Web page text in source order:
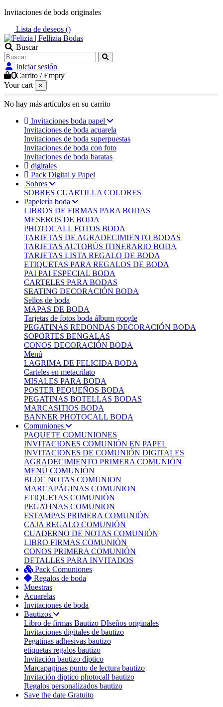
Invitaciones de boda originales
Lista de deseos ()
Buscar
Iniciar sesión
0Carrito /Empty
Your cart
×
No hay más artículos en su carrito
Invitaciones boda papel
Invitaciones de boda acuarela
Invitaciones de boda superpuestas
Invitaciones de boda con foto
Invitaciones de boda baratas
digitales
Pack Digital y Papel
Sobres
SOBRES CUARTILLA COLORES
Papelería boda
LIBROS DE FIRMAS PARA BODAS
MESEROS DE BODA
PHOTOCALL FOTOS BODA
TARJETAS DE AGRADECIMIENTO BODAS
TARJETAS AUTOBÚS ITINERARIO BODA
TARJETAS LISTA REGALO DE BODA
ETIQUETAS PARA REGALOS DE BODA
PAI PAI ESPECIAL BODA
CARTELES PARA BODAS
SEATING DECORACIÓN BODA
Sellos de boda
MAPAS DE BODA
Tarjetas de fotos boda álbum google
PEGATINAS REDONDAS DECORACIÓN BODA
SOPORTES BENGALAS
CONOS DECORACIÓN BODA
Menú
LAGRIMA DE FELICIDA BODA
Carteles en metacrilato
MISALES PARA BODA
POSTER PEQUEÑOS BODA
PEGATINAS BOTELLAS BODAS
MARCASITIOS BODA
BANNER PHOTOCALL BODA
Comuniones
PAQUETE COMUNIONES
INVITACIONES COMUNIÓN EN PAPEL
INVITACIONES DE COMUNIÓN DIGITALES
AGRADECIMIENTO PRIMERA COMUNIÓN
MENÚ COMUNIÓN
BLOC NOTAS COMUNION
MARCAPÁGINAS COMUNION
ETIQUETAS COMUNIÓN
PEGATINAS COMUNION
ESTAMPAS PRIMERA COMUNIÓN
CAJA REGALO COMUNIÓN
CUADERNO DE NOTAS COMUNIÓN
LIBRO FIRMAS COMUNIÓN
CONOS PRIMERA COMUNIÓN
DETALLES PARA INVITADOS
Pack Comuniones
Regalos de boda
Muestras
Acuarelas
Invitaciones de boda
Bautizos
Libro de firmas Bautizo DIseños originales
Invitaciones digitales de bautizo
Pegatinas adhesivas bautizo
etiquetas regalos bautizo
Invitación bautizo díptico
Marcapaginas punto de lectura bautizo
Invitación diptico photocall bautizo
Regalos personalizados bautizo
Save the date Gratuito